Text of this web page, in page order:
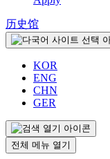
历史馆
KOR
ENG
CHN
GER
전체 메뉴 열기